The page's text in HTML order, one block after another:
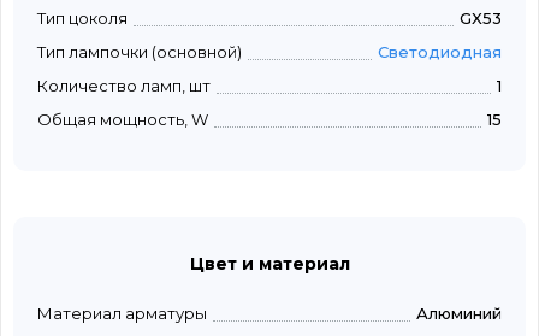
Тип цоколя
GX53
Тип лампочки (основной)
Светодиодная
Количество ламп, шт
1
Общая мощность, W
15
Цвет и материал
Материал арматуры
Алюминий